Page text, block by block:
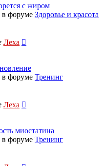
с жиром
в форуме Здоровье и красота
Леха
в форуме Тренинг
Леха
миостатина
в форуме Тренинг